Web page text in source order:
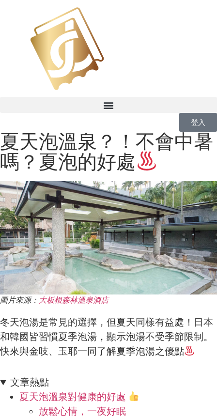
登入
夏天泡溫泉？！不會中暑
嗎？夏泡的好處
圖片來源： 大板根森林溫泉酒店
冬天泡湯是常見的選擇，但夏天同樣有益處！日本
和韓國皆習慣夏季泡湯，顯示泡湯不受季節限制。
快來與金吱、玉耶一同了解夏季泡湯之優點
文章熱點
夏天泡溫泉對健康的好處
放鬆心情，一夜好眠